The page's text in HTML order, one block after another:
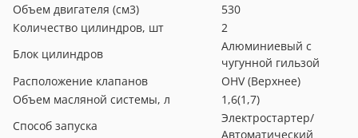
Объем двигателя (см3)
530
Количество цилиндров, шт
2
Блок цилиндров
Алюминиевый с
чугунной гильзой
Расположение клапанов
OHV (Верхнее)
Объем масляной системы, л
1,6(1,7)
Способ запуска
Электростартер/
Автоматический